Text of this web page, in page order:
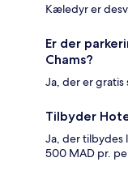
Kæledyr er
Er der
Chams?
Ja, der er
Tilbyder
Ja, der tilbydes
500 MAD pr.